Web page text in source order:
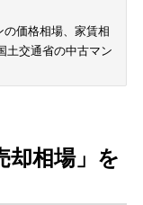
価格相場、家賃相
土交通省の中古マン
却相場」を